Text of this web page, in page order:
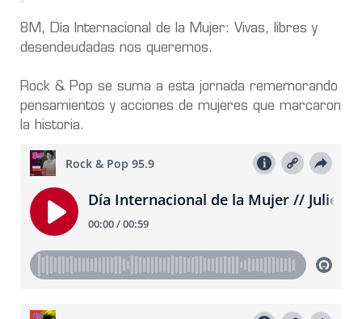
8M, Día Internacional de la Mujer: Vivas, libres y
desendeudadas nos queremos.
Rock & Pop se suma a esta jornada rememorando
pensamientos y acciones de mujeres que marcaron
la historia.